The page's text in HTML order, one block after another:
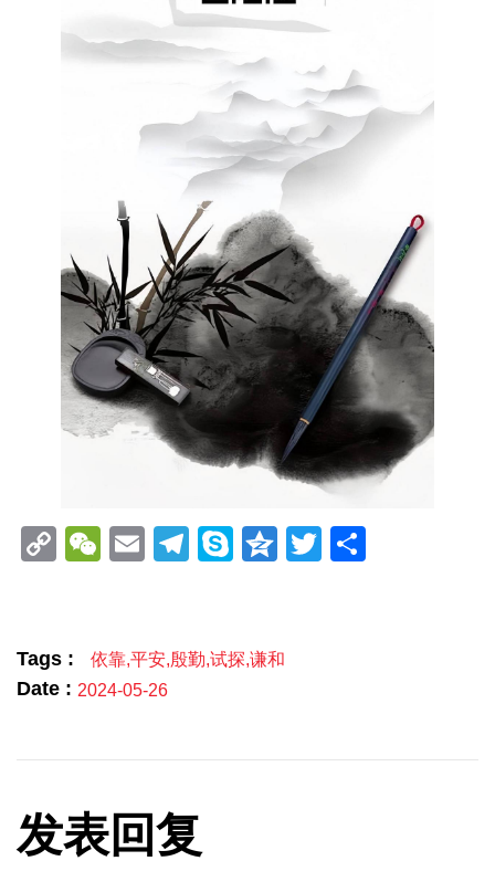
CopyWeChat
EmailTelegram
SkypeQzoneTwitter
Tags : 依靠,平安,殷勤,试探,谦和
Date : 2024-05-26
发表回复